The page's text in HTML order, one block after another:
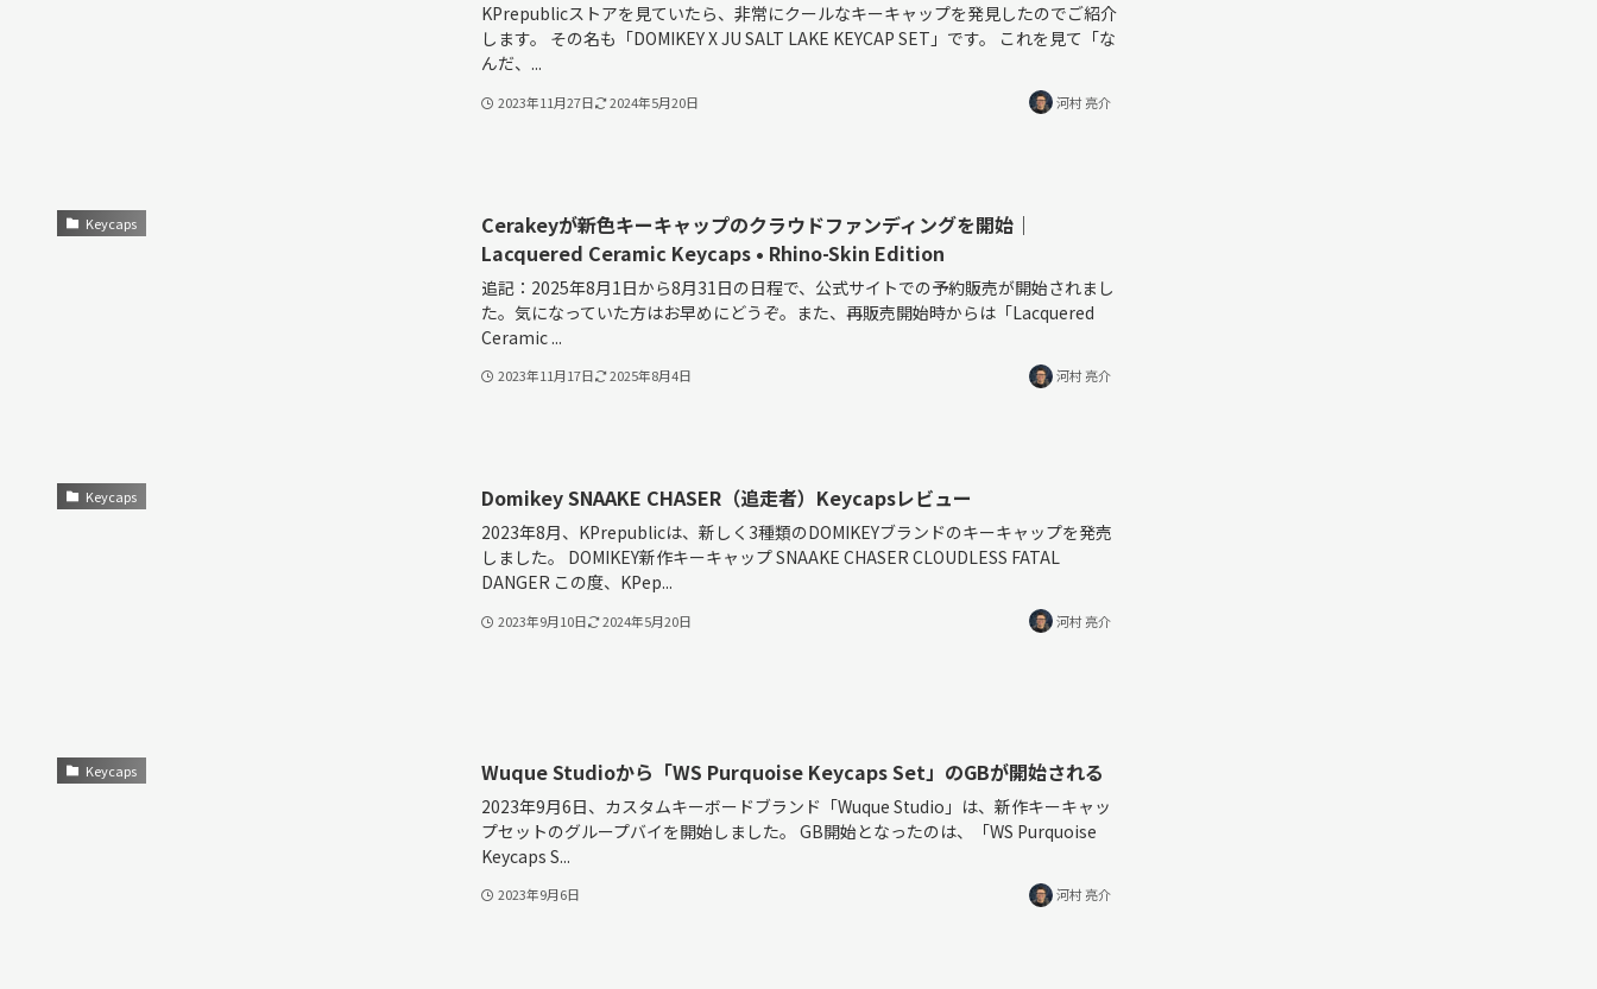
KPrepublicストアを見ていたら、非常にクールなキーキャップを発見したのでご紹介
します。 その名も「DOMIKEY X JU SALT LAKE KEYCAP SET」です。 これを見て「な
んだ、...
2023年11月27日 2024年5月20日 河村 亮介
Keycaps
Cerakeyが新色キーキャップのクラウドファンディングを開始｜
Lacquered Ceramic Keycaps • Rhino-Skin Edition
追記：2025年8月1日から8月31日の日程で、公式サイトでの予約販売が開始されまし
た。気になっていた方はお早めにどうぞ。また、再販売開始時からは「Lacquered
Ceramic ...
2023年11月17日 2025年8月4日 河村 亮介
Keycaps Domikey SNAAKE CHASER（追走者）Keycapsレビュー
2023年8月、KPrepublicは、新しく3種類のDOMIKEYブランドのキーキャップを発売
しました。 DOMIKEY新作キーキャップ SNAAKE CHASER CLOUDLESS FATAL
DANGER この度、KPep...
2023年9月10日 2024年5月20日 河村 亮介
Keycaps Wuque Studioから「WS Purquoise Keycaps Set」のGBが開始される
2023年9月6日、カスタムキーボードブランド「Wuque Studio」は、新作キーキャッ
プセットのグループバイを開始しました。 GB開始となったのは、「WS Purquoise
Keycaps S...
2023年9月6日 河村 亮介